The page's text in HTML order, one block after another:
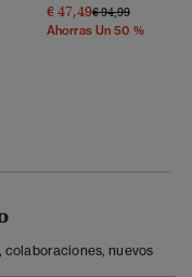
€ 47,49Precio Rebajado
€ 94,99A
Ahorras Un 50 %
colaboraciones, nuevos